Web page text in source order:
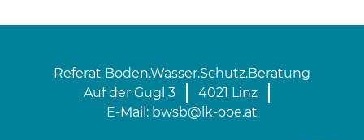
Referat Boden.Wasser.Schutz.Beratung
Auf der Gugl 3
4021 Linz
E-Mail: bwsb@lk-ooe.at